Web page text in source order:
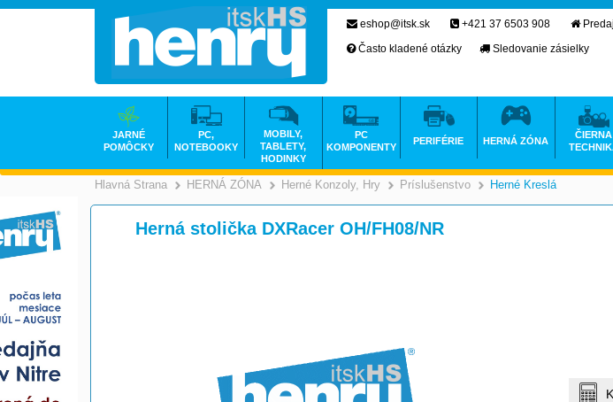
Hlavná Strana >
HERNÁ ZÓNA >
Herné Konzoly, Hry >
Príslušenstvo Herné Kreslá
Herná stolička DXRacer OH/FH08/NR
eshop@itsk.sk +421 37 6503 908
Často kladené otázky
Sledovanie zásielky
JARNÉ
POMÔCKY
PC,
NOTEBOOKY
MOBILY,
TABLETY,
HODINKY
PC
KOMPONENTY
PERIFÉRIE HERNÁ ZÓNA
ČIERNA